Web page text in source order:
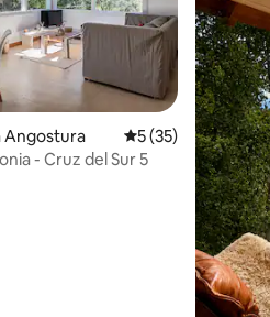
Angostura Calificación
5 (35)
- Cruz del Sur 5